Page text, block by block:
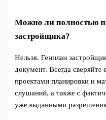
Можно ли полностью
застройщика?
Нельзя. Генплан
документ. Всегда
проектами планировки и
слушаний, а также с
уже выданными